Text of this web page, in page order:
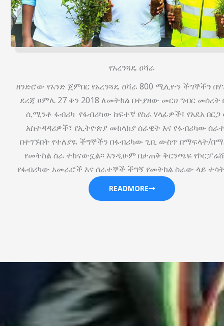
የአረንጓዴ ዐሻራ
ዘንድሮው የአንድ ጀምበር የአረንጓዴ ዐሻራ 800 ሚሊዮን ችግኞችን
ደረጃ ሀምሌ 27 ቀን 2018 ለመትከል በተያዘው መርሀ ግብር መሰረት
ሲሚንቶ ፋብሪካ የፋብሪካው ከፍተኛ የስራ ሃላፊዎች፣ የአደአ በርጋ
አስተዳዳሪዎች፣ የኢትዮጵያ መከላከያ ሰራዊት እና የፋብሪካው
በተገኙበት የተለያዪ ችግኞችን በፋብሪካው ጊቢ ውስጥ በማፍላት/
የመትከል ስራ ተከናውኗል፡፡ እንዲሁም በታጠቅ ቅርንጫፍ
የፋብሪካው አመራሮች እና ሰራተኞች ችግኝ የመትከል ስራው ላይ
READMORE